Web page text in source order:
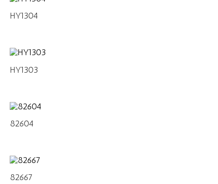
HY1304
HY1303
82604
82667